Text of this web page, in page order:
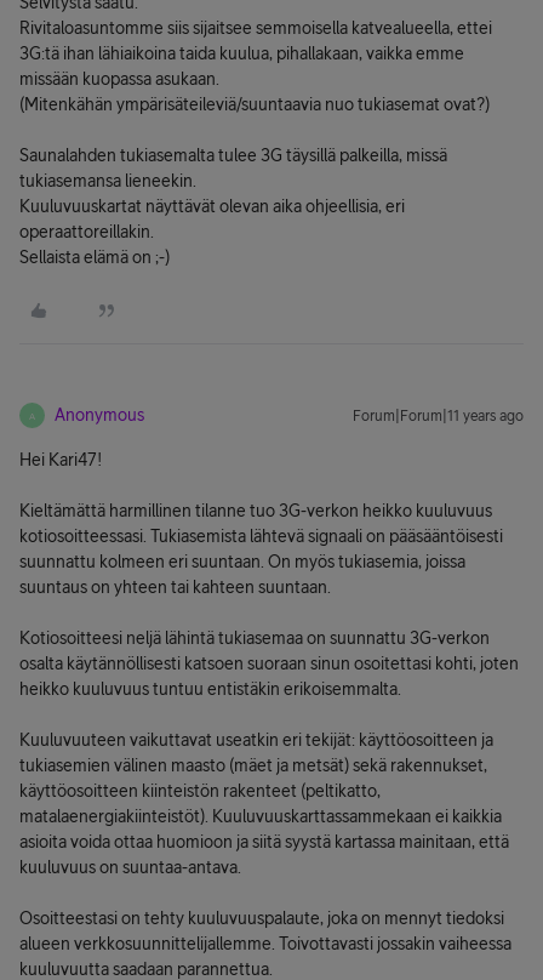
Rivitaloasuntomme siis sijaitsee semmoisella katvealueella, ettei
3G:tä ihan lähiaikoina taida kuulua, pihallakaan, vaikka emme
missään kuopassa asukaan.
(Mitenkähän ympärisäteileviä/suuntaavia nuo tukiasemat ovat?)
Saunalahden tukiasemalta tulee 3G täysillä palkeilla, missä
tukiasemansa lieneekin.
Kuuluvuuskartat näyttävät olevan aika ohjeellisia, eri
operaattoreillakin.
Sellaista elämä on ;-)
A Anonymous Forum|Forum|11 years ago
Hei Kari47!
Kieltämättä harmillinen tilanne tuo 3G-verkon heikko kuuluvuus
kotiosoitteessasi. Tukiasemista lähtevä signaali on pääsääntöisesti
suunnattu kolmeen eri suuntaan. On myös tukiasemia, joissa
suuntaus on yhteen tai kahteen suuntaan.
Kotiosoitteesi neljä lähintä tukiasemaa on suunnattu 3G-verkon
osalta käytännöllisesti katsoen suoraan sinun osoitettasi kohti, joten
heikko kuuluvuus tuntuu entistäkin erikoisemmalta.
Kuuluvuuteen vaikuttavat useatkin eri tekijät: käyttöosoitteen ja
tukiasemien välinen maasto (mäet ja metsät) sekä rakennukset,
käyttöosoitteen kiinteistön rakenteet (peltikatto,
matalaenergiakiinteistöt). Kuuluvuuskarttassammekaan ei kaikkia
asioita voida ottaa huomioon ja siitä syystä kartassa mainitaan, että
kuuluvuus on suuntaa-antava.
Osoitteestasi on tehty kuuluvuuspalaute, joka on mennyt tiedoksi
alueen verkkosuunnittelijallemme. Toivottavasti jossakin vaiheessa
kuuluvuutta saadaan parannettua.